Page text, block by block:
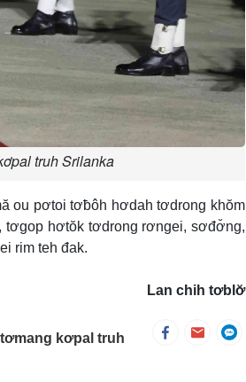
truh Srilanka
ou pơtoi tơƀôh hơdah tơdrong khŏm
hơtŏk tơdrong rơngei, sơđơ̆ng,
rim teh đak.
Lan chih tơblơ̆
kơpal truh